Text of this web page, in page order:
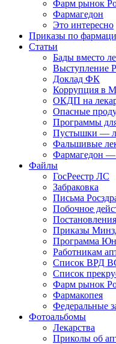
Фарм рынок
Фармагедон
Это интересно
Приказы по
Статьи
Бады вместо
Выступление
Доклад ФК
Коррупция в
ОКДП на
Опасные
Программы
Пустышки —
Фальшивые
Фармагедон —
Файлы
ГосРеестр ЛС
Забраковка
Письма
Побочное
Приказы
Программа
Работникам
Список ВРД
Список
Фарм рынок
Фармакопея
Федеральные
Фотоальбомы
Лекарства
Приколы об